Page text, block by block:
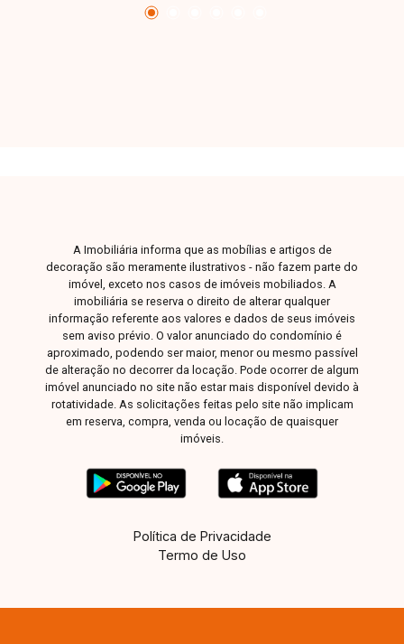
que buscam um ponto estratégico para
A Imobiliária informa que as mobílias e artigos de
decoração são meramente ilustrativos - não fazem parte do
imóvel, exceto nos casos de imóveis mobiliados. A
imobiliária se reserva o direito de alterar qualquer
informação referente aos valores e dados de seus imóveis
sem aviso prévio. O valor anunciado do condomínio é
aproximado, podendo ser maior, menor ou mesmo passível
de alteração no decorrer da locação. Pode ocorrer de algum
imóvel anunciado no site não estar mais disponível devido à
rotatividade. As solicitações feitas pelo site não implicam
em reserva, compra, venda ou locação de quaisquer
imóveis.
Política de Privacidade
Termo de Uso